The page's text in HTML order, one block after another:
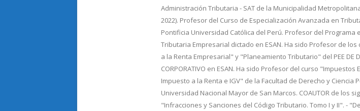
Administración Tributaria - SAT de la Municipalidad
2022). Profesor del Curso de Especialización Avanzada en
Pontificia Universidad Católica del Perú. Profesor del Programa
Tributaria Empresarial dictado en ESAN. Ha sido Profesor de
a la Renta Empresarial" y "Planeamiento Tributario" del PEE DE
CORPORATIVO en ESAN. Ha sido Profesor del curso "Impuestos
Impuesto a la Renta e IGV" de la Facultad de Derecho y Ciencia
Universidad Nacional Mayor de San Marcos. COAUTOR de los
"Infracciones y Sanciones del Código Tributario. Tomo I y II". -